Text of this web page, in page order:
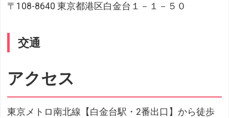
〒108-8640 東京都港区白金台１－１－５０
交通
アクセス
東京メトロ南北線【白金台駅・2番出口】から徒歩